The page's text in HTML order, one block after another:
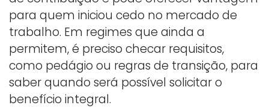
para quem iniciou cedo no mercado de
trabalho. Em regimes que ainda a
permitem, é preciso checar requisitos,
como pedágio ou regras de transição, para
saber quando será possível solicitar o
benefício integral.